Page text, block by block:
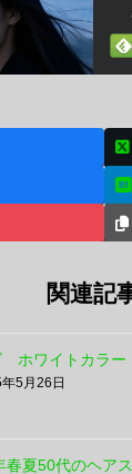
関連記
ホワイトカラー
5月26日
春夏50代のヘア